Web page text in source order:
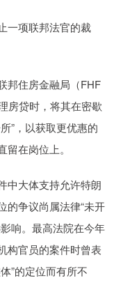
项联邦法官的裁
住房金融局（FHF
房贷时，将其在密歇
”，以获取更优惠的
在岗位上。
大体支持允许特朗
的争议尚属法律“未开
响。最高法院在今年
构官员的案件时曾表
”的定位而有所不